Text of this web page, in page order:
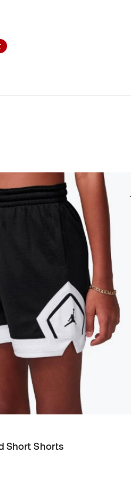
Short Shorts